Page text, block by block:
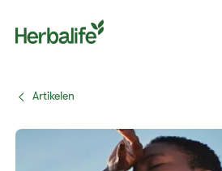
Artikelen